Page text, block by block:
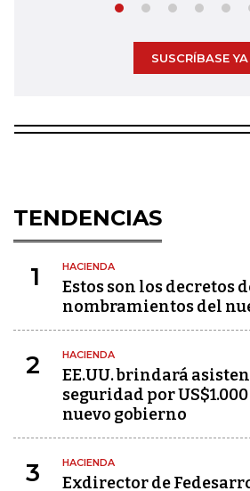
SUSCRÍBASE YA
TENDENCIAS
1 HACIENDA
Estos son los decretos
nombramientos del
2 HACIENDA
EE.UU. brindará
seguridad por
nuevo gobierno
3 HACIENDA
Exdirector de